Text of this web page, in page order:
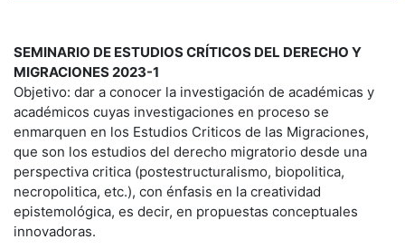
SEMINARIO DE ESTUDIOS CRÍTICOS DEL DERECHO Y
MIGRACIONES 2023-1
Objetivo: dar a conocer la investigación de académicas y
académicos cuyas investigaciones en proceso se
enmarquen en los Estudios Criticos de las Migraciones,
que son los estudios del derecho migratorio desde una
perspectiva critica (postestructuralismo, biopolitica,
necropolitica, etc.), con énfasis en la creatividad
epistemológica, es decir, en propuestas conceptuales
innovadoras.